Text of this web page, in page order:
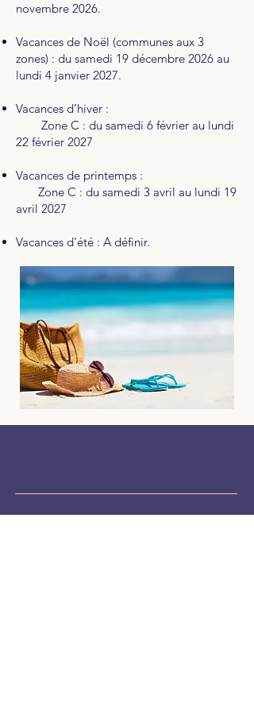
novembre 2026.
Vacances de Noël (communes aux 3
zones) : du samedi 19 décembre 2026 au
lundi 4 janvier 2027.
Vacances d’hiver :
Zone C : du samedi 6 février au lundi
22 février 2027
Vacances de printemps :
Zone C : du samedi 3 avril au lundi 19
avril 2027
Vacances d’été : A définir.